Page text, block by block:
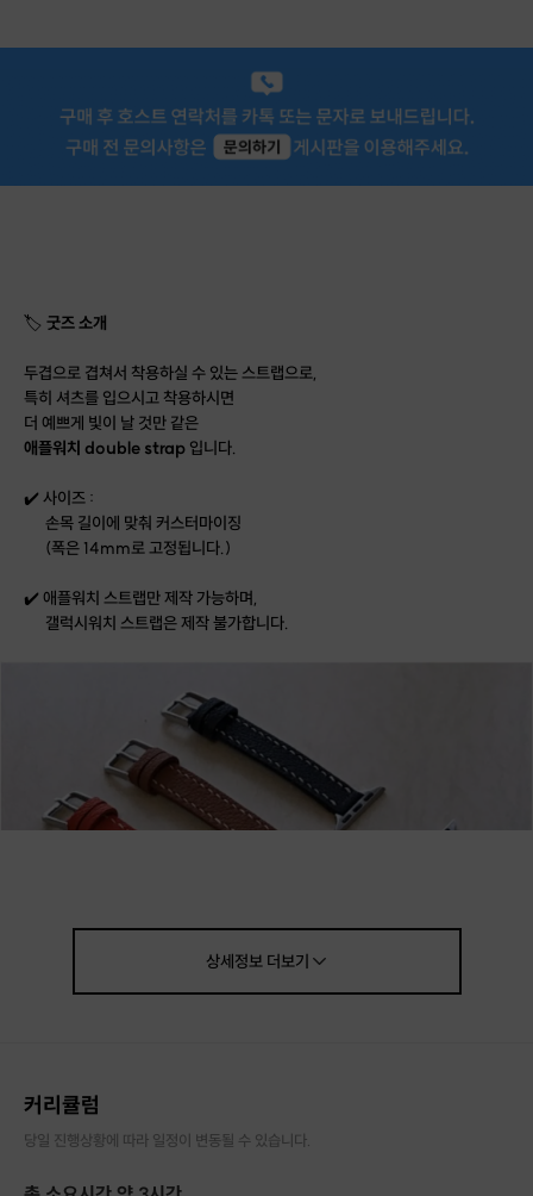
🏷 굿즈 소개
두겹으로 겹쳐서 착용하실 수 있는 스트랩으로,
특히 셔츠를 입으시고 착용하시면
더 예쁘게 빛이 날 것만 같은
애플워치 double strap 입니다.
✔️ 사이즈 :
손목 길이에 맞춰 커스터마이징
(폭은 14mm로 고정됩니다.)
✔️ 애플워치 스트랩만 제작 가능하며,
갤럭시워치 스트랩은 제작 불가합니다.
상세정보더보기
커리큘럼
당일 진행상황에 따라 일정이 변동될 수 있습니다.